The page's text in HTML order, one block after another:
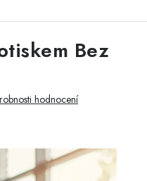
Bez
hodnocení